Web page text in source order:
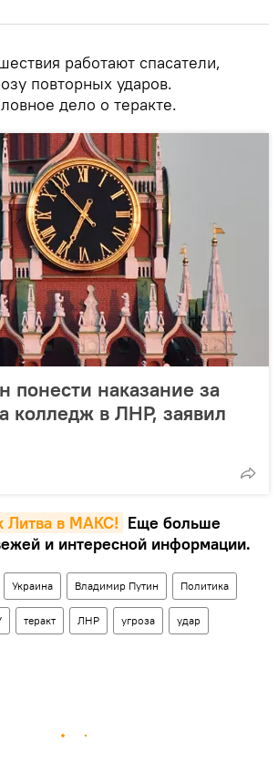
работают спасатели,
повторных ударов.
дело о теракте.
понести наказание за
колледж в ЛНР, заявил
Литва в MAКС! Еще больше
и интересной информации.
Украина Владимир Путин Политика
теракт ЛНР угроза удар